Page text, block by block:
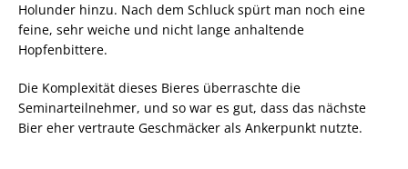
Holunder hinzu. Nach dem Schluck spürt man noch eine
feine, sehr weiche und nicht lange anhaltende
Hopfenbittere.
Die Komplexität dieses Bieres überraschte die
Seminarteilnehmer, und so war es gut, dass das nächste
Bier eher vertraute Geschmäcker als Ankerpunkt nutzte.